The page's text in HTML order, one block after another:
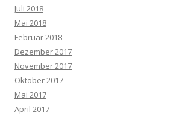
Juli 2018
Mai 2018
Februar 2018
Dezember 2017
November 2017
Oktober 2017
Mai 2017
April 2017